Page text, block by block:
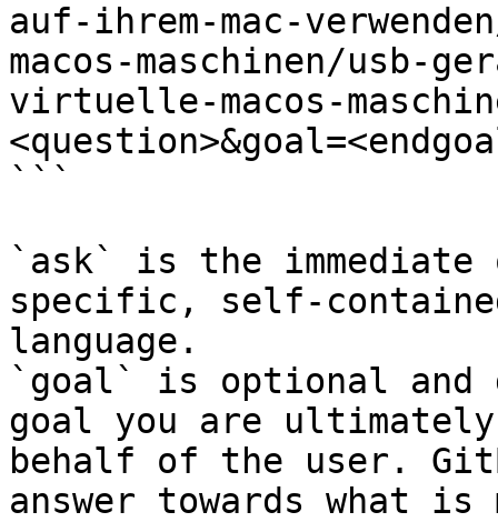
auf-ihrem-mac-
macos-maschinen/usb-
virtuelle-macos-
```
`ask` is the
specific, self-
language.
`goal` is optional and
goal you are
behalf of the user.
answer towards what